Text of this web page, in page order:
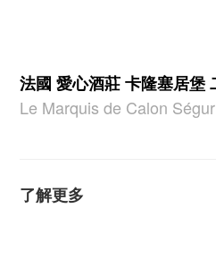
法國 愛心酒莊 卡隆塞居堡
Le Marquis de Calon Ségur
了解更多